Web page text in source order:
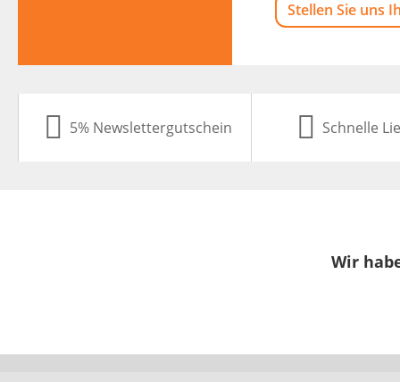
Stellen Sie uns
5% Newslettergutschein Schnelle
Wir